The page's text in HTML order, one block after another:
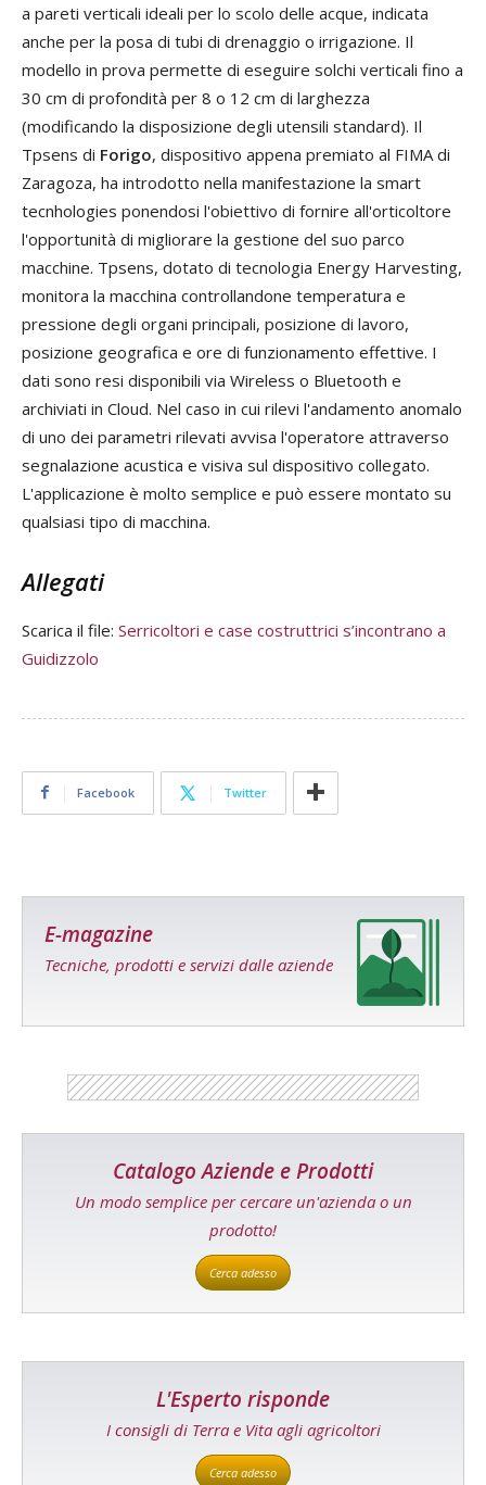
a pareti verticali ideali per lo scolo delle acque, indicata
anche per la posa di tubi di drenaggio o irrigazione. Il
modello in prova permette di eseguire solchi verticali fino a
30 cm di profondità per 8 o 12 cm di larghezza
(modificando la disposizione degli utensili standard). Il
Tpsens di Forigo, dispositivo appena premiato al FIMA di
Zaragoza, ha introdotto nella manifestazione la smart
tecnhologies ponendosi l'obiettivo di fornire all'orticoltore
l'opportunità di migliorare la gestione del suo parco
macchine. Tpsens, dotato di tecnologia Energy Harvesting,
monitora la macchina controllandone temperatura e
pressione degli organi principali, posizione di lavoro,
posizione geografica e ore di funzionamento effettive. I
dati sono resi disponibili via Wireless o Bluetooth e
archiviati in Cloud. Nel caso in cui rilevi l'andamento anomalo
di uno dei parametri rilevati avvisa l'operatore attraverso
segnalazione acustica e visiva sul dispositivo collegato.
L'applicazione è molto semplice e può essere montato su
qualsiasi tipo di macchina.
Allegati
Scarica il file: Serricoltori e case costruttrici s’incontrano a
Guidizzolo
Facebook Twitter
E-magazine
Tecniche, prodotti e servizi dalle aziende
Catalogo Aziende e Prodotti
Un modo semplice per cercare un'azienda o un
prodotto!
Cerca adesso
L'Esperto risponde
I consigli di Terra e Vita agli agricoltori
Cerca adesso